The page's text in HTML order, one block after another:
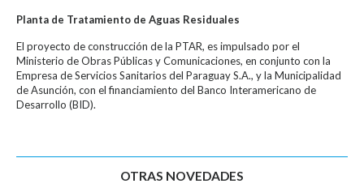
Planta de Tratamiento de Aguas Residuales
El proyecto de construcción de la PTAR, es impulsado por el
Ministerio de Obras Públicas y Comunicaciones, en conjunto con la
Empresa de Servicios Sanitarios del Paraguay S.A., y la Municipalidad
de Asunción, con el financiamiento del Banco Interamericano de
Desarrollo (BID).
OTRAS NOVEDADES